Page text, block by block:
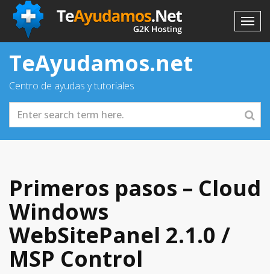
TeAyudamos.net
Centro de ayudas y tutoriales
Primeros pasos – Cloud
Windows
WebSitePanel 2.1.0 /
MSP Control